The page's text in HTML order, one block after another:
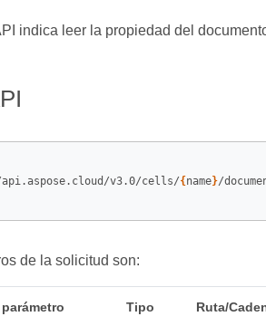
indica leer la propiedad del
v3.0/cells/{ name}/
de la solicitud son:
Tipo Ruta/